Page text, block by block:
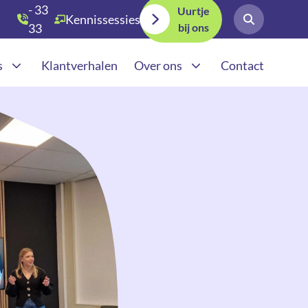
- 33
33
Kennissessies
Uurtje
bij ons
uitbesteden
Klantverhalen Over ons Contact